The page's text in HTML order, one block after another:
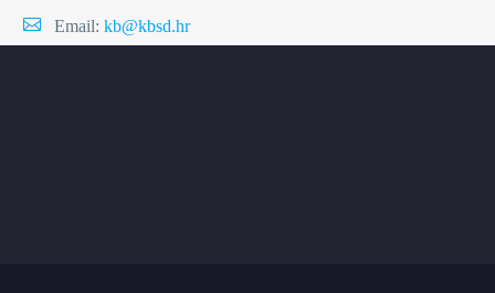
Email: kb@kbsd.hr